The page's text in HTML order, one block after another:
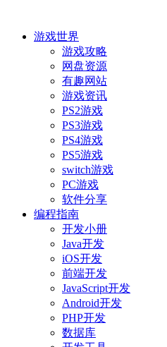
游戏世界
游戏攻略
网盘资源
有趣网站
游戏资讯
PS2游戏
PS3游戏
PS4游戏
PS5游戏
switch游戏
PC游戏
软件分享
编程指南
开发小册
Java开发
iOS开发
前端开发
JavaScript开发
Android开发
PHP开发
数据库